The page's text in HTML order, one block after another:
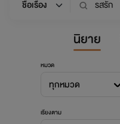
นิยาย
หมวด
ทุกหมวด
เรียงตาม